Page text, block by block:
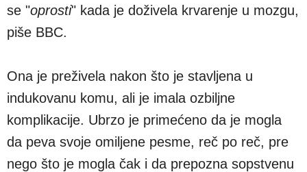
se "oprosti" kada je doživela krvarenje u mozgu,
piše BBC.
Ona je preživela nakon što je stavljena u
indukovanu komu, ali je imala ozbiljne
komplikacije. Ubrzo je primećeno da je mogla
da peva svoje omiljene pesme, reč po reč, pre
nego što je mogla čak i da prepozna sopstvenu